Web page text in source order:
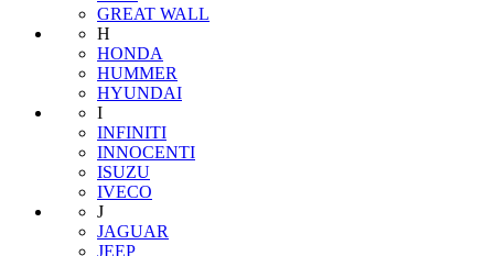
GREAT WALL
H
HONDA
HUMMER
HYUNDAI
I
INFINITI
INNOCENTI
ISUZU
IVECO
J
JAGUAR
JEEP